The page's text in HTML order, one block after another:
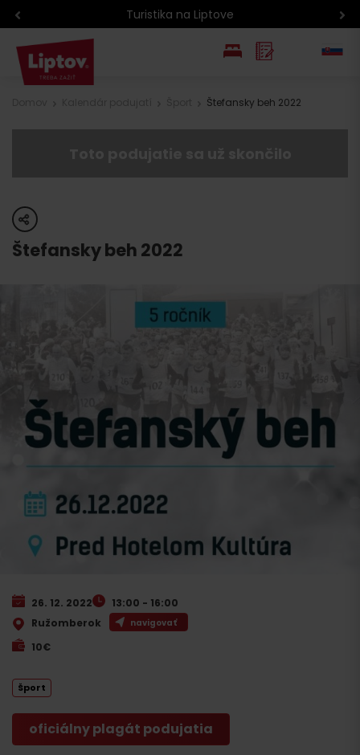
Turistika na Liptove
Štefansky beh 2022
share
Štefansky beh 2022
26. 12. 2022
13:00 - 16:00
Ružomberok
navigovať
10€
Šport
oficiálny plagát podujatia